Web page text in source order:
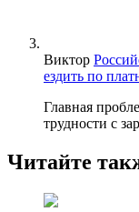
Виктор
ездить по
Главная
трудности с
Читайте